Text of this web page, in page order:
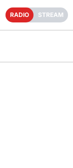
RADIO STREAM